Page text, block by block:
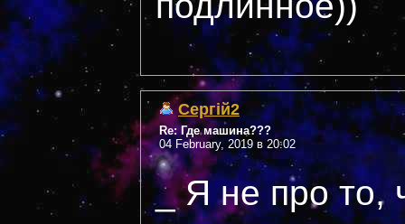
Сергій2
Re: Где машина???
04 February, 2019 в 20:02
_ Я не про то,